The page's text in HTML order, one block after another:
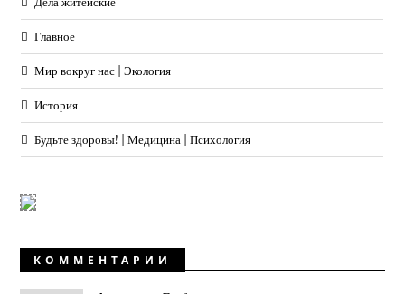
Главное
Мир вокруг нас | Экология
История
Будьте здоровы! | Медицина | Психология
КОММЕНТАРИИ